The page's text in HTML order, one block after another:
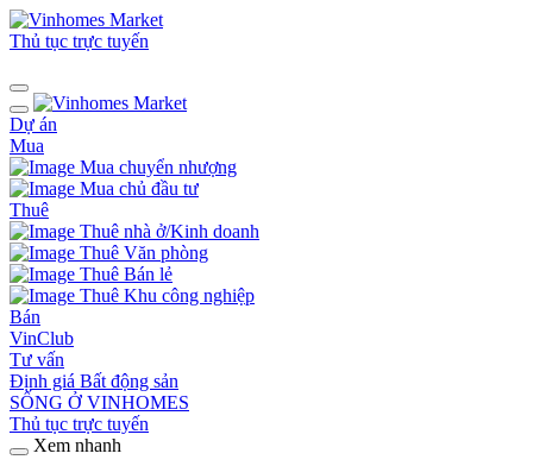
Thủ tục trực tuyến
Dự án
Mua
Mua chuyển nhượng
Mua chủ đầu tư
Thuê
Thuê nhà ở/Kinh doanh
Thuê Văn phòng
Thuê Bán lẻ
Thuê Khu công nghiệp
Bán
VinClub
Tư vấn
Định giá Bất động sản
SỐNG Ở VINHOMES
Thủ tục trực tuyến
Xem nhanh